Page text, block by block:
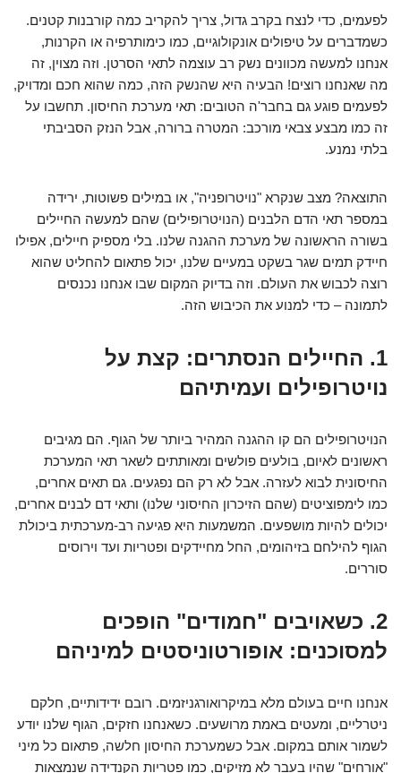
לפעמים, כדי לנצח בקרב גדול, צריך להקריב כמה קורבנות קטנים.
כשמדברים על טיפולים אונקולוגיים, כמו כימותרפיה או הקרנות,
אנחנו למעשה מכוונים נשק רב עוצמה לתאי הסרטן. וזה מצוין, זה
מה שאנחנו רוצים! הבעיה היא שהנשק הזה, כמה שהוא חכם ומדויק,
לפעמים פוגע גם בחבר'ה הטובים: תאי מערכת החיסון. תחשבו על
זה כמו מבצע צבאי מורכב: המטרה ברורה, אבל הנזק הסביבתי
בלתי נמנע.
התוצאה? מצב שנקרא "נויטרופניה", או במילים פשוטות, ירידה
במספר תאי הדם הלבנים (הנויטרופילים) שהם למעשה החיילים
בשורה הראשונה של מערכת ההגנה שלנו. בלי מספיק חיילים, אפילו
חיידק תמים שגר בשקט במעיים שלנו, יכול פתאום להחליט שהוא
רוצה לכבוש את העולם. וזה בדיוק המקום שבו אנחנו נכנסים
לתמונה – כדי למנוע את הכיבוש הזה.
1. החיילים הנסתרים: קצת על
נויטרופילים ועמיתיהם
הנויטרופילים הם קו ההגנה המהיר ביותר של הגוף. הם מגיבים
ראשונים לאיום, בולעים פולשים ומאותתים לשאר תאי המערכת
החיסונית לבוא לעזרה. אבל לא רק הם נפגעים. גם תאים אחרים,
כמו לימפוציטים (שהם הזיכרון החיסוני שלנו) ותאי דם לבנים אחרים,
יכולים להיות מושפעים. המשמעות היא פגיעה רב-מערכתית ביכולת
הגוף להילחם בזיהומים, החל מחיידקים ופטריות ועד וירוסים
סוררים.
2. כשאויבים "חמודים" הופכים
למסוכנים: אופורטוניסטים למיניהם
אנחנו חיים בעולם מלא במיקרואורגניזמים. רובם ידידותיים, חלקם
ניטרליים, ומעטים באמת מרושעים. כשאנחנו חזקים, הגוף שלנו יודע
לשמור אותם במקום. אבל כשמערכת החיסון חלשה, פתאום כל מיני
"אורחים" שהיו בעבר לא מזיקים, כמו פטריות הקנדידה שנמצאות